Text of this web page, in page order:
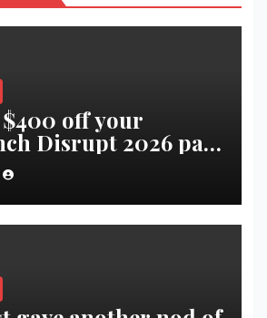
off your
Disrupt 2026 pass
| VseTime.ru